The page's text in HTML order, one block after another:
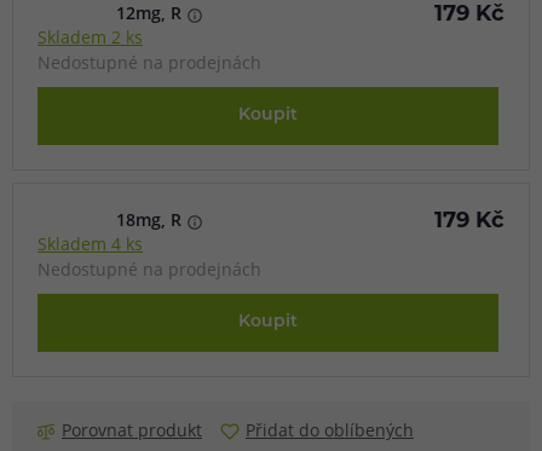
12mg, R
Skladem 2 ks
Nedostupné na prodejnách
179 Kč
Koupit
18mg, R
Skladem 4 ks
Nedostupné na prodejnách
179 Kč
Koupit
Porovnat produkt
Přidat do oblíbených